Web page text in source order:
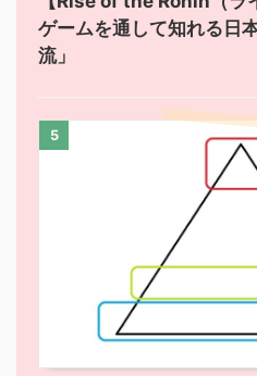
ゲームを通して知れる日
流」
5